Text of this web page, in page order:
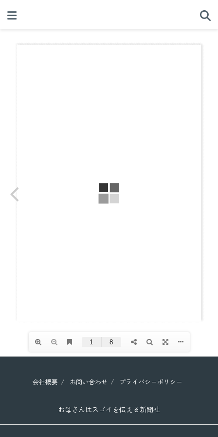
会社概要 お問い合わせ プライバシーポリシー
お母さんはスゴイを伝える新聞社